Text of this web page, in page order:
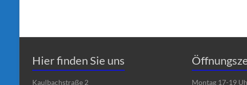
Hier finden Sie uns
Kaulbachstraße 2 Montag 17-19